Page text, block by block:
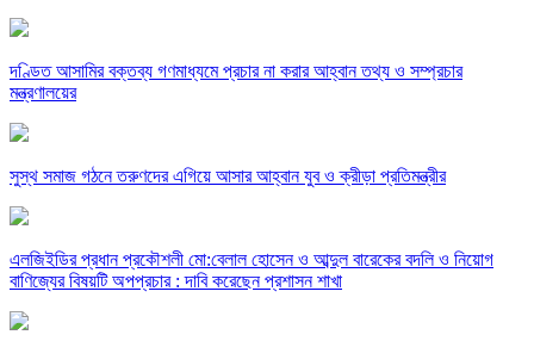
দণ্ডিত আসামির বক্তব্য গণমাধ্যমে প্রচার না করার আহ্বান তথ্য ও সম্প্রচার
মন্ত্রণালয়ের
সুস্থ সমাজ গঠনে তরুণদের এগিয়ে আসার আহ্বান যুব ও ক্রীড়া প্রতিমন্ত্রীর
এলজিইডির প্রধান প্রকৌশলী মো:বেলাল হোসেন ও আব্দুল বারেকের বদলি ও নিয়োগ
বাণিজ্যের বিষয়টি অপপ্রচার : দাবি করেছেন প্রশাসন শাখা